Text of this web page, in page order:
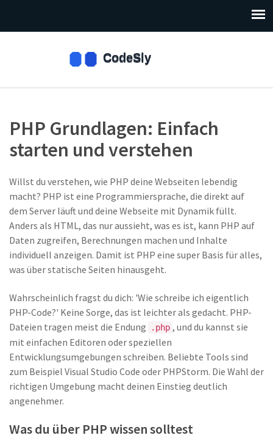
PHP Grundlagen: Einfach
starten und verstehen
Willst du verstehen, wie PHP deine Webseiten lebendig
macht? PHP ist eine Programmiersprache, die direkt auf
dem Server läuft und deine Webseite mit Dynamik füllt.
Anders als HTML, das nur aussieht, was es ist, kann PHP auf
Daten zugreifen, Berechnungen machen und Inhalte
individuell anzeigen. Damit ist PHP eine super Basis für alles,
was über statische Seiten hinausgeht.
Wahrscheinlich fragst du dich: 'Wie schreibe ich eigentlich
PHP-Code?' Keine Sorge, das ist leichter als gedacht. PHP-
Dateien tragen meist die Endung
.php , und du kannst sie
mit einfachen Editoren oder speziellen
Entwicklungsumgebungen schreiben. Beliebte Tools sind
zum Beispiel Visual Studio Code oder PHPStorm. Die Wahl der
richtigen Umgebung macht deinen Einstieg deutlich
angenehmer.
Was du über PHP wissen solltest